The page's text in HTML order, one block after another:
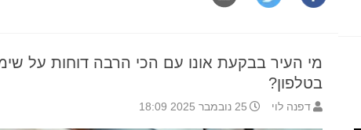
מי העיר בבקעת אונו עם הכי הרבה דוחות על
בטלפון?
דפנה לוי 25 נובמבר 2025 18:09